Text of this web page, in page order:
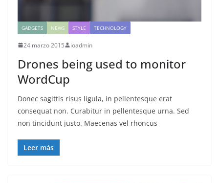
GADGETS NEWS STYLE TECHNOLOGY
24 marzo 2015 ioadmin
Drones being used to monitor
WordCup
Donec sagittis risus ligula, in pellentesque erat
consequat non. Curabitur in pellentesque urna. Sed
non tincidunt justo. Maecenas vel rhoncus
Leer más